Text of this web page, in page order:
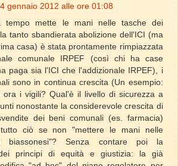
gennaio 2012 alle ore 01:08
tempo mette le mani nelle tasche dei
tanto sbandierata abolizione dell'ICI (ma
casa) è stata prontamente rimpiazzata
comunale IRPEF (così chi ha case
paga sia l'ICI che l'addizionale IRPEF), i
sono in continua crescita (Un esempio:
ora i vigili? Qual'è il livello di sicurezza a
nonostante la considerevole crescita di
dei beni comunali (es. farmacia)
ciò se non "mettere le mani nelle
biassonesi"? Senza contare poi la
principi di equità e giustizia: la già